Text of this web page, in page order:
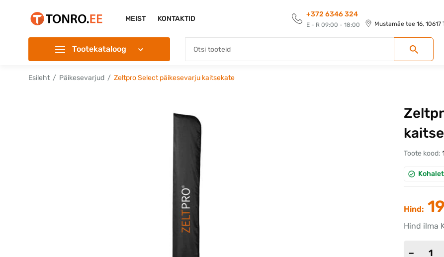
MEIST KONTAKTID
+372 6346 324
E - R 09:00 - 18:00 Mustamäe tee 16,
Tootekataloog
Esileht Päikesevarjud Zeltpro Select päikesevarju kaitsekate
Toote kood:
Hind:
Hind ilma